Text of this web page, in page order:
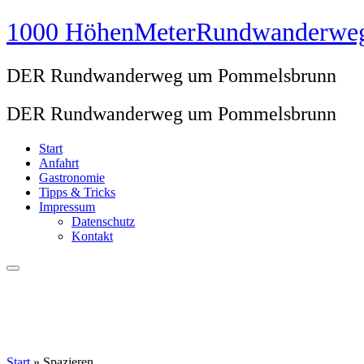
Zum
Inhalt
1000
DER Rundwanderweg um Pommelsbrunn
DER Rundwanderweg um Pommelsbrunn
Start
Anfahrt
Gastronomie
Tipps & Tricks
Impressum
Datenschutz
Kontakt